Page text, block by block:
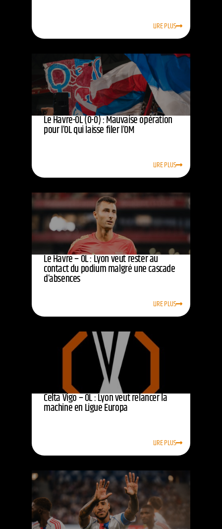
LIRE PLUS
Le Havre-OL (0-0) : Mauvaise opération
pour l’OL qui laisse filer l’OM
LIRE PLUS
Le Havre – OL : Lyon veut rester au
contact du podium malgré une cascade
d’absences
LIRE PLUS
Celta Vigo – OL : Lyon veut relancer la
machine en Ligue Europa
LIRE PLUS